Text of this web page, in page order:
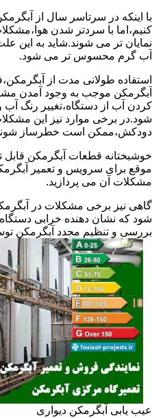
با اینکه در سرتاسر سال از
کنیم،اما با سردتر شدن
نمایان تر می شوند.شاید به این
آب گرم محسوس تر می شود.
استفاده طولانی مدت از
آبگرمکن موجب به وجود آمدن
کردن آب از دستگاه،تغییر رنگ
شود.در برخی موارد نیز این
دودکش،ممکن است خطرساز
خوشبختانه قطعات آبگرمکن قابل
موقع برای سرویس و تعمیر
مشکلات آن می پردازید.
گاهی نیز برخی مشکلات در
شود که نشان دهنده خرابی
بررسی و تنظیم مجدد آبگرمکن
عیب یابی آبگرمکن دیواری